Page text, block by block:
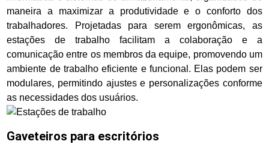
maneira a maximizar a produtividade e o conforto dos
trabalhadores. Projetadas para serem ergonômicas, as
estações de trabalho facilitam a colaboração e a
comunicação entre os membros da equipe, promovendo um
ambiente de trabalho eficiente e funcional. Elas podem ser
modulares, permitindo ajustes e personalizações conforme
as necessidades dos usuários.
Gaveteiros para escritórios